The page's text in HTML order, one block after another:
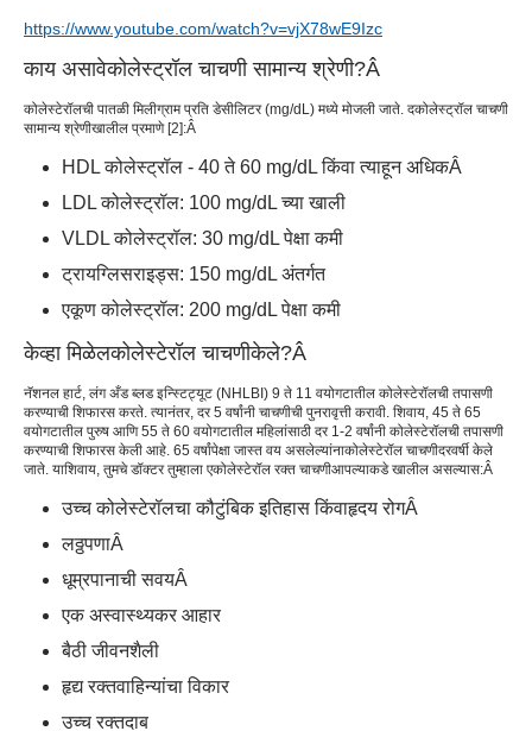
https://www.youtube.com/watch?v=vjX78wE9Izc
काय असावेकोलेस्ट्रॉल चाचणी सामान्य श्रेणी?Â
कोलेस्टेरॉलची पातळी मिलीग्राम प्रति डेसीलिटर (mg/dL) मध्ये मोजली जाते. दकोलेस्ट्रॉल चाचणी
सामान्य श्रेणीखालील प्रमाणे [2]:Â
HDL कोलेस्ट्रॉल - 40 ते 60 mg/dL किंवा त्याहून अधिकÂ
LDL कोलेस्ट्रॉल: 100 mg/dL च्या खाली
VLDL कोलेस्ट्रॉल: 30 mg/dL पेक्षा कमी
ट्रायग्लिसराइड्स: 150 mg/dL अंतर्गत
एकूण कोलेस्ट्रॉल: 200 mg/dL पेक्षा कमी
केव्हा मिळेलकोलेस्टेरॉल चाचणीकेले?Â
नॅशनल हार्ट, लंग अँड ब्लड इन्स्टिट्यूट (NHLBI) 9 ते 11 वयोगटातील कोलेस्टेरॉलची तपासणी
करण्याची शिफारस करते. त्यानंतर, दर 5 वर्षांनी चाचणीची पुनरावृत्ती करावी. शिवाय, 45 ते 65
वयोगटातील पुरुष आणि 55 ते 60 वयोगटातील महिलांसाठी दर 1-2 वर्षांनी कोलेस्टेरॉलची तपासणी
करण्याची शिफारस केली आहे. 65 वर्षांपेक्षा जास्त वय असलेल्यांनाकोलेस्टेरॉल चाचणीदरवर्षी केले
जाते. याशिवाय, तुमचे डॉक्टर तुम्हाला एकोलेस्टेरॉल रक्त चाचणीआपल्याकडे खालील असल्यास:Â
उच्च कोलेस्टेरॉलचा कौटुंबिक इतिहास किंवाहृदय रोगÂ
लठ्ठपणाÂ
धूम्रपानाची सवयÂ
एक अस्वास्थ्यकर आहार
बैठी जीवनशैली
हृद्य रक्तवाहिन्यांचा विकार
उच्च रक्तदाब